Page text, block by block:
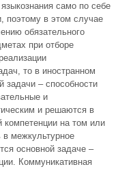
само по себе
поэтому в этом случае
обязательного
при отборе
то в иностранном
задачи – способности
и
и решаются в
компетенции на том или
в межкультурное
основной задаче –
Коммуникативная